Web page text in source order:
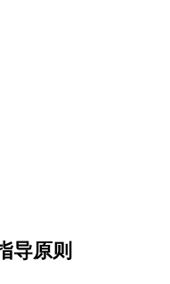
导原则